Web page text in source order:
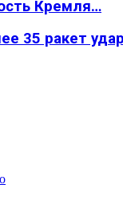
Кремля…
35 ракет